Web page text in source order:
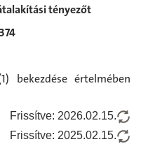
tényezőt
bekezdése értelmében
Frissítve: 2026.02.15.
Frissítve: 2025.02.15.